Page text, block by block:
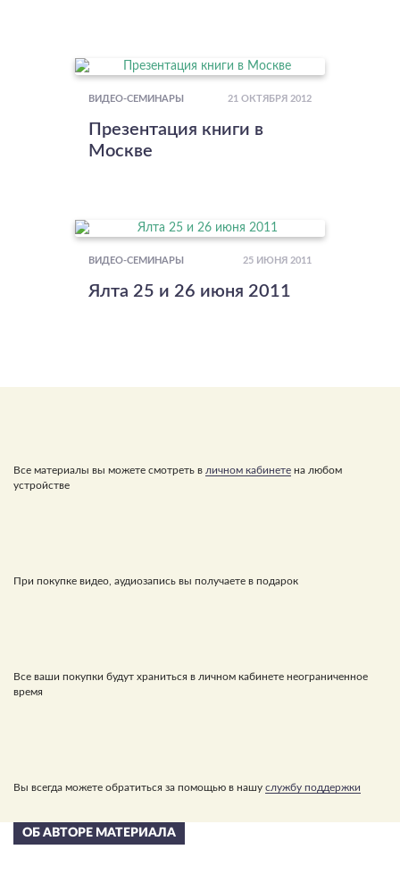
ВИДЕО-СЕМИНАРЫ 21 ОКТЯБРЯ 2012
Презентация книги в
Москве
ВИДЕО-СЕМИНАРЫ 25 ИЮНЯ 2011
Ялта 25 и 26 июня 2011
Все материалы вы можете смотреть в личном кабинете на любом
устройстве
При покупке видео, аудиозапись вы получаете в подарок
Все ваши покупки будут храниться в личном кабинете неограниченное
время
Вы всегда можете обратиться за помощью в нашу службу поддержки
ОБ АВТОРЕ МАТЕРИАЛА